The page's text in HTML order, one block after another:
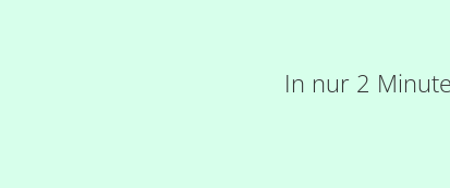
In nur 2